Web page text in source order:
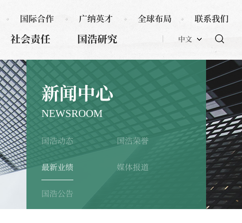
社会责任 国浩研究 中文
国际合作 广纳英才 全球布局 联系我们
新闻中心
NEWSROOM
国浩动态 国浩荣誉
最新业绩 媒体报道
国浩公告